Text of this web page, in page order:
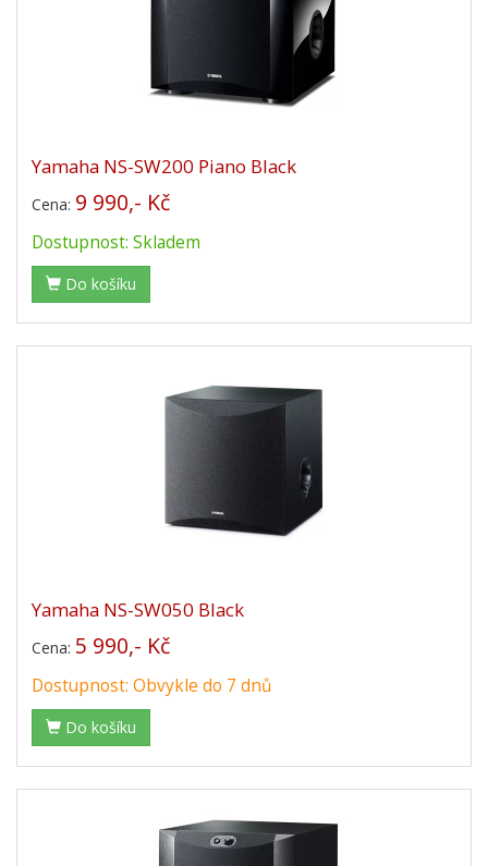
Yamaha NS-SW200 Piano Black
Cena: 9 990,- Kč
Dostupnost: Skladem
Do košíku
Yamaha NS-SW050 Black
Cena: 5 990,- Kč
Dostupnost: Obvykle do 7 dnů
Do košíku